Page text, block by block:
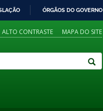
ÓRGÃOS DO GOVERNO
ALTO CONTRASTE MAPA DO SITE